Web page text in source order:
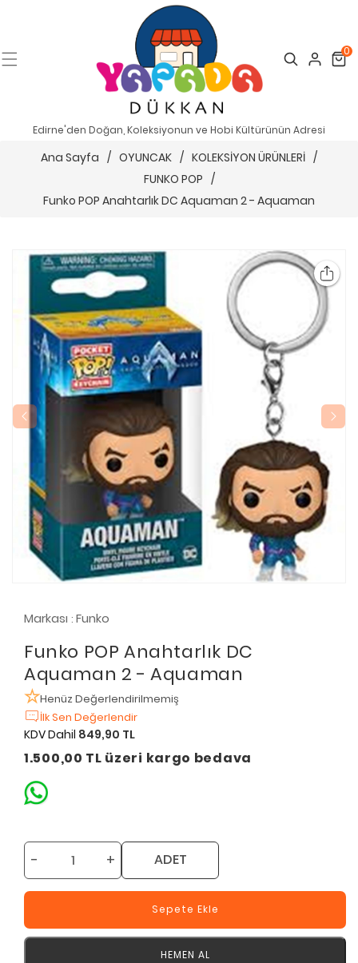
Search Cart
0
Edirne'den Doğan, Koleksiyonun ve Hobi Kültürünün Adresi
Ana Sayfa / OYUNCAK / KOLEKSİYON ÜRÜNLERİ /
FUNKO POP /
Funko POP Anahtarlık DC Aquaman 2 - Aquaman
Markası : Funko
Funko POP Anahtarlık DC
Aquaman 2 - Aquaman
Henüz Değerlendirilmemiş
İlk Sen Değerlendir
KDV Dahil 849,90 TL
1.500,00 TL üzeri kargo bedava
- + ADET
Sepete Ekle
HEMEN AL